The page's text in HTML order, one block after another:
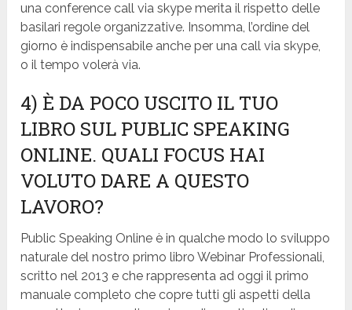
una conference call via skype merita il rispetto delle
basilari regole organizzative. Insomma, l’ordine del
giorno è indispensabile anche per una call via skype,
o il tempo volerà via.
4) È DA POCO USCITO IL TUO
LIBRO SUL PUBLIC SPEAKING
ONLINE. QUALI FOCUS HAI
VOLUTO DARE A QUESTO
LAVORO?
Public Speaking Online è in qualche modo lo sviluppo
naturale del nostro primo libro Webinar Professionali,
scritto nel 2013 e che rappresenta ad oggi il primo
manuale completo che copre tutti gli aspetti della